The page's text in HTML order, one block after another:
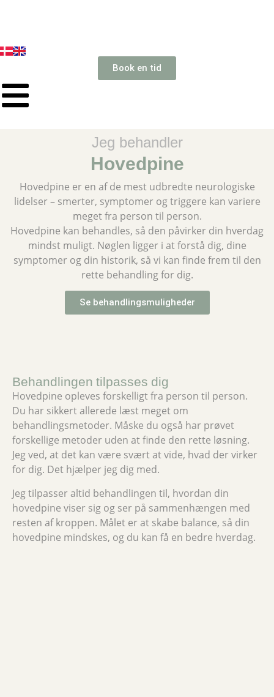
Book en tid
Jeg behandler
Hovedpine
Hovedpine er en af de mest udbredte neurologiske
lidelser – smerter, symptomer og triggere kan variere
meget fra person til person.
Hovedpine kan behandles, så den påvirker din hverdag
mindst muligt. Nøglen ligger i at forstå dig, dine
symptomer og din historik, så vi kan finde frem til den
rette behandling for dig.
Se behandlingsmuligheder
Behandlingen tilpasses dig
Hovedpine opleves forskelligt fra person til person.
Du har sikkert allerede læst meget om
behandlingsmetoder. Måske du også har prøvet
forskellige metoder uden at finde den rette løsning.
Jeg ved, at det kan være svært at vide, hvad der virker
for dig. Det hjælper jeg dig med.
Jeg tilpasser altid behandlingen til, hvordan din
hovedpine viser sig og ser på sammenhængen med
resten af kroppen. Målet er at skabe balance, så din
hovedpine mindskes, og du kan få en bedre hverdag.